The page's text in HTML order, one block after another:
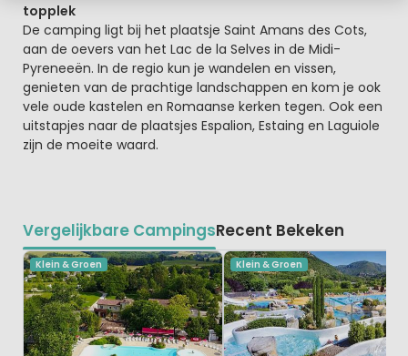
topplek
De camping ligt bij het plaatsje Saint Amans des Cots,
aan de oevers van het Lac de la Selves in de Midi-
Pyreneeën. In de regio kun je wandelen en vissen,
genieten van de prachtige landschappen en kom je ook
vele oude kastelen en Romaanse kerken tegen. Ook een
uitstapjes naar de plaatsjes Espalion, Estaing en Laguiole
zijn de moeite waard.
Vergelijkbare CampingsRecent Bekeken
Klein & Groen Klein & Groen